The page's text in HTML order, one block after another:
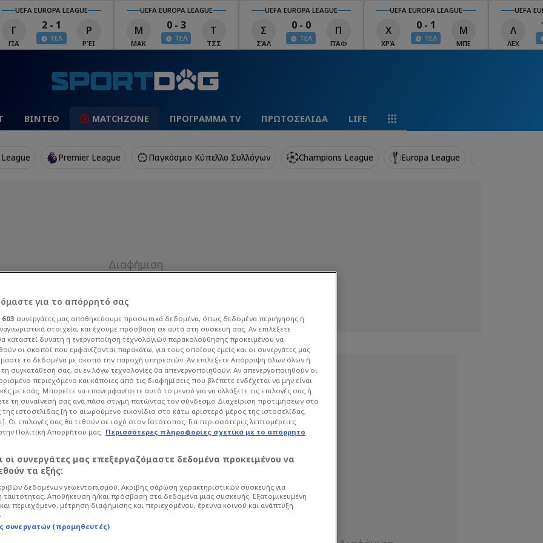
UEFA EUROPA LEAGUE
Γ
ΓΙΑ
2 - 1
ΤΕΛ
Ρ
ΡΈΙ
UEFA EUROPA LEAGUE
Μ
ΜΑΚ
0 - 3
ΤΕΛ
Τ
ΤΣΣ
UEFA EUROPA LEAGUE
Σ
ΣΆΛ
0 - 0
ΤΕΛ
Π
ΠΆΦ
UEFA EUROPA LEAGUE
Χ
ΧΡΆ
0 - 1
ΤΕΛ
Μ
ΜΠΕ
UEFA
Λ
ΛΕΧ
ΒΙΝΤΕΟ MATCHZONE ΠΡΟΓΡΑΜΜΑ TV ΠΡΩΤΟΣΕΛΙΔΑ LIFE
Premier League Παγκόσμιο Κύπελλο Συλλόγων Champions League Europa League
Ολυμπιακού
σε
έχει παίκτης που πέρασε από την
φανέλα.
για το απόρρητό σας
603 συνεργάτες μας αποθηκεύουμε προσωπικά δεδομένα, όπως δεδομένα περιήγησης ή
στοιχεία, και έχουμε πρόσβαση σε αυτά στη συσκευή σας. Αν επιλέξετε
καταστεί δυνατή η ενεργοποίηση τεχνολογιών παρακολούθησης προκειμένου να
οι σκοποί που εμφανίζονται παρακάτω, για τους οποίους εμείς και οι συνεργάτες μας
τα δεδομένα με σκοπό την παροχή υπηρεσιών. Αν επιλέξετε Απόρριψη όλων όλων ή
συγκατάθεσή σας, οι εν λόγω τεχνολογίες θα απενεργοποιηθούν. Αν απενεργοποιηθούν οι
περιεχόμενο και κάποιες από τις διαφημίσεις που βλέπετε ενδέχεται να μην είναι
με εσάς. Μπορείτε να επανεμφανίσετε αυτό το μενού για να αλλάξετε τις επιλογές σας ή
τη συναίνεσή σας ανά πάσα στιγμή πατώντας τον σύνδεσμο Διαχείριση προτιμήσεων στο
ιστοσελίδας [ή το αιωρούμενο εικονίδιο στο κάτω αριστερό μέρος της ιστοσελίδας,
Οι επιλογές σας θα τεθούν σε ισχύ στον Ιστότοπος. Για περισσότερες λεπτομέρειες
Πολιτική Απορρήτου μας. Περισσότερες πληροφορίες σχετικά με το απόρρητό
οι συνεργάτες μας επεξεργαζόμαστε δεδομένα προκειμένου να
τα εξής:
δεδομένων γεωεντοπισμού. Ακριβής σάρωση χαρακτηριστικών συσκευής για
ταυτότητας. Αποθήκευση ή/και πρόσβαση στα δεδομένα μιας συσκευής. Εξατομικευμένη
περιεχόμενο, μέτρηση διαφήμισης και περιεχομένου, έρευνα κοινού και ανάπτυξη
συνεργατών (προμηθευτές)